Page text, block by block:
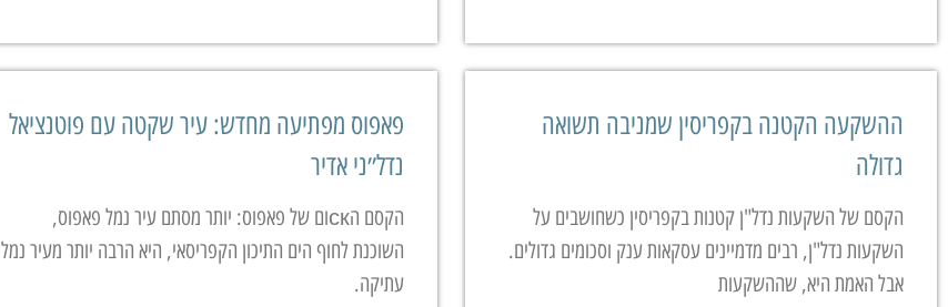
ההשקעה הקטנה בקפריסין שמניבה תשואה
גדולה
הקסם של השקעות נדל"ן קטנות בקפריסין כשחושבים על
השקעות נדל"ן, רבים מדמיינים עסקאות ענק וסכומים גדולים.
אבל האמת היא, שההשקעות
פאפוס מפתיעה מחדש: עיר שקטה עם פוטנציאל
נדל״ני אדיר
הקסם הскום של פאפוס: יותר מסתם עיר נמל פאפוס,
השוכנת לחוף הים התיכון הקפריסאי, היא הרבה יותר מעיר נמל
עתיקה.